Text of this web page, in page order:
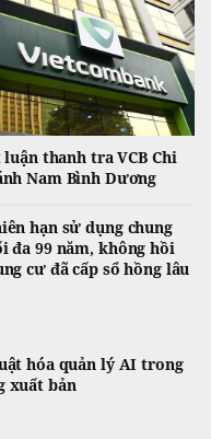
luận thanh tra VCB Chi
Nam Bình Dương
hạn sử dụng chung
đa 99 năm, không hồi
cư đã cấp sổ hồng lâu
hóa quản lý AI trong
xuất bản